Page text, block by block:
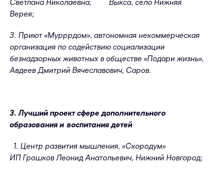
Верея;
3. Приют «Мурррдом», автономная некоммерческая
организация по содействию социализации
безнадзорных животных в обществе «Подари жизнь»,
Авдеев Дмитрий Вячеславович, Саров.
3. Лучший проект сфере дополнительного
образования и воспитания детей
1. Центр развития мышления, «Скородум»
ИП Грошков Леонид Анатольевич, Нижний Новгород;